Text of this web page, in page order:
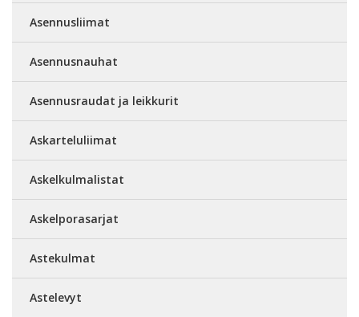
Asennusliimat
Asennusnauhat
Asennusraudat ja leikkurit
Askarteluliimat
Askelkulmalistat
Askelporasarjat
Astekulmat
Astelevyt